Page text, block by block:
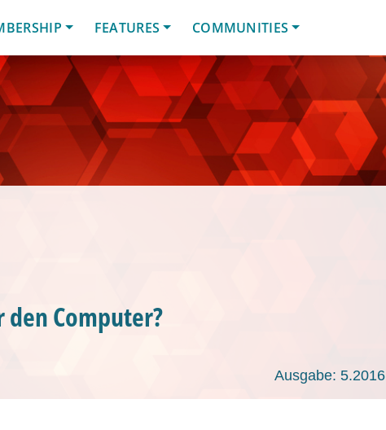
FEATURES COMMUNITIES
Computer?
Ausgabe: 5.2016